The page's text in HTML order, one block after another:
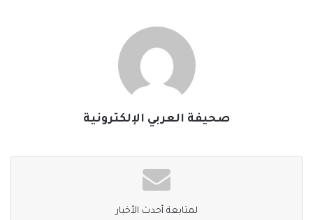
وقد كشفت مراجعة بحثية قادتها البروفيسورة “إيرين تولدو” من جامعة
بادوفا الإيطالية، شملت بيانات عقود من الدراسات حول العالم، أن هذا
الصداع يميل إلى الانتقال وراثياً بين العائلات، رغم عدم تحديد الجينات
والإصابة بـ “الصداع النصفي” (الشقيقة)؛ فالأشخاص الذين يعانون من
الصداع النصفي يمتلكون عصبًا ثلاثي التوائم شديد الحساسية، مما
يجعلهم يختبرون تجمد الدماغ بشكل أكثر إيلاماً وبكثافة أعلى.
صحيفة العربي الإلكترونية
لمتابعة أحدث الأخبار